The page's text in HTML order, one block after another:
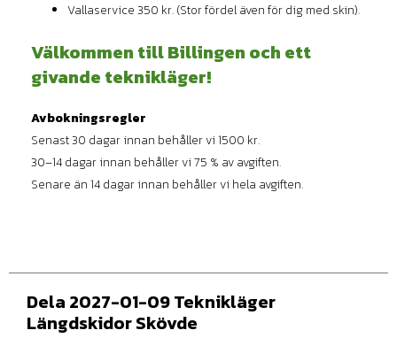
Vallaservice 350 kr. (Stor fördel även för dig med skin).
Välkommen till Billingen och ett
givande teknikläger!
Avbokningsregler
Senast 30 dagar innan behåller vi 1500 kr.
30–14 dagar innan behåller vi 75 % av avgiften.
Senare än 14 dagar innan behåller vi hela avgiften.
Dela 2027-01-09 Teknikläger
Längdskidor Skövde